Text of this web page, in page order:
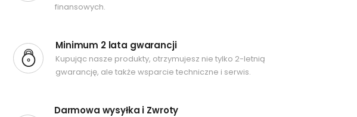
finansowych.
Minimum 2 lata gwarancji
Kupując nasze produkty, otrzymujesz nie tylko 2-letnią
gwarancję, ale także wsparcie techniczne i serwis.
Darmowa wysyłka i Zwroty